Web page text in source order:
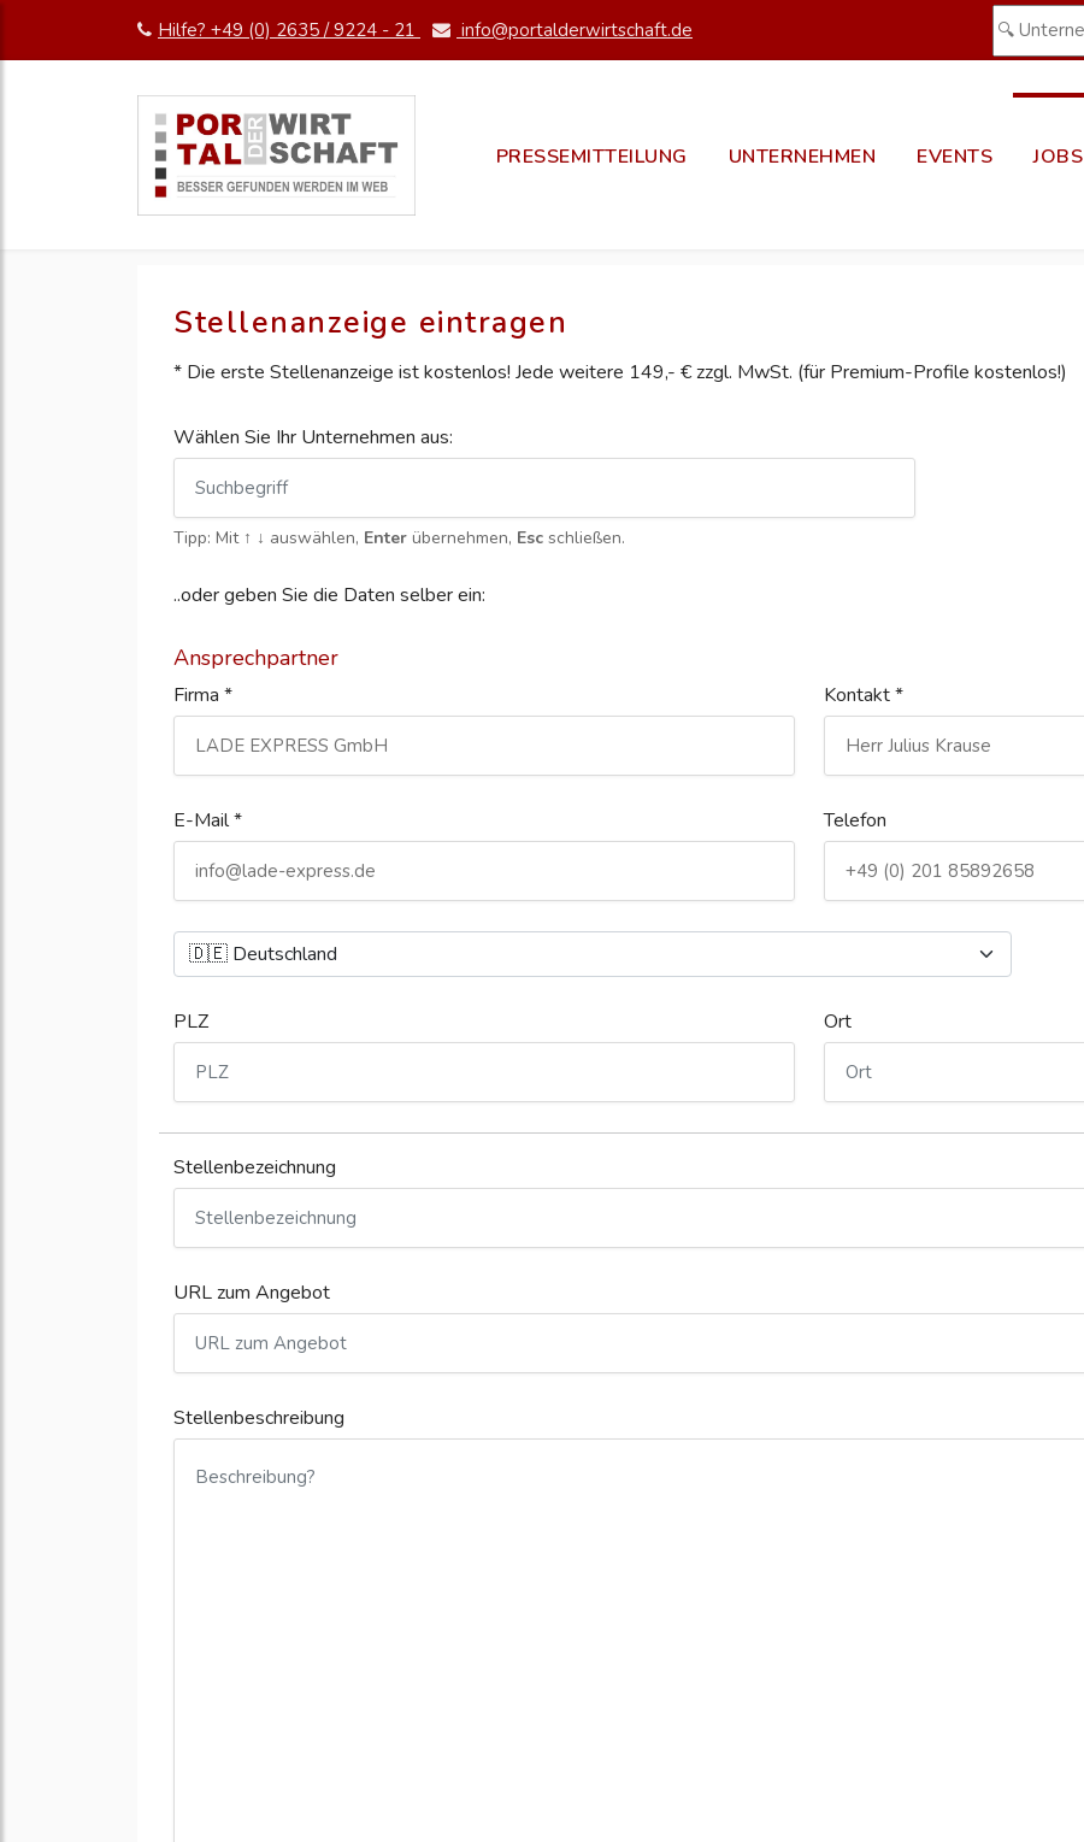
Hilfe? +49 (0) 2635 / 9224 - 21 info@portalderwirtschaft.de
PRESSEMITTEILUNG UNTERNEHMEN EVENTS JOBS
Stellenanzeige eintragen
* Die erste Stellenanzeige ist kostenlos! Jede weitere 149,- € zzgl. MwSt. (für Premium-Profile kostenlos!)
Wählen Sie Ihr Unternehmen aus:
Tipp: Mit ↑ ↓ auswählen, Enter übernehmen, Esc schließen.
..oder geben Sie die Daten selber ein:
Ansprechpartner
Firma * Kontakt *
E-Mail * Telefon
PLZ Ort
Stellenbezeichnung
URL zum Angebot
Stellenbeschreibung